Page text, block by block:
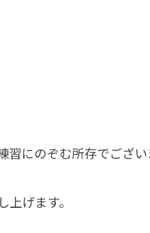
にのぞむ所存でござい
げます。